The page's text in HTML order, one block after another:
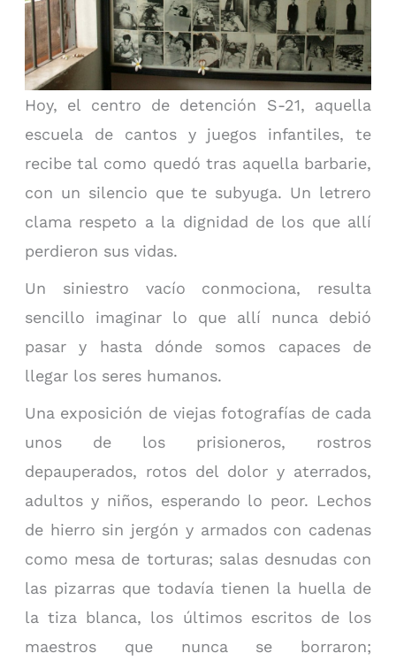
Hoy, el centro de detención S-21, aquella
escuela de cantos y juegos infantiles, te
recibe tal como quedó tras aquella barbarie,
con un silencio que te subyuga. Un letrero
clama respeto a la dignidad de los que allí
perdieron sus vidas.
Un siniestro vacío conmociona, resulta
sencillo imaginar lo que allí nunca debió
pasar y hasta dónde somos capaces de
llegar los seres humanos.
Una exposición de viejas fotografías de cada
unos de los prisioneros, rostros
depauperados, rotos del dolor y aterrados,
adultos y niños, esperando lo peor. Lechos
de hierro sin jergón y armados con cadenas
como mesa de torturas; salas desnudas con
las pizarras que todavía tienen la huella de
la tiza blanca, los últimos escritos de los
maestros que nunca se borraron;